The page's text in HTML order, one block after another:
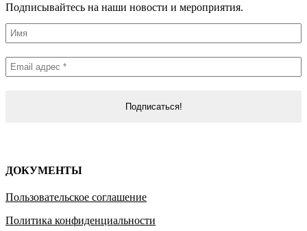
Подписывайтесь на наши новости и мероприятия.
ДОКУМЕНТЫ
Пользовательское соглашение
Политика конфиденциальности